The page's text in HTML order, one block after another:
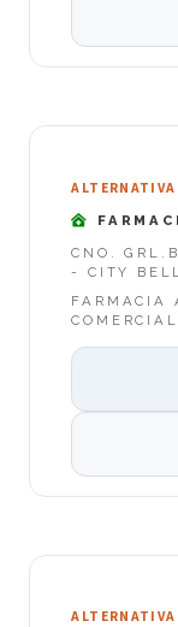
CNO.
- CITY BELL
FARMACIA
COMERCIAL